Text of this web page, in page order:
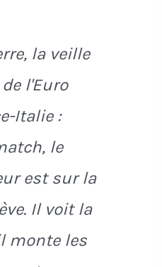
la veille
l'Euro
Italie :
le
est sur la
Il voit la
monte les